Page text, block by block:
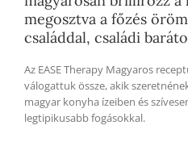
megosztva a főzés
családdal, családi
Az EASE Therapy Magyaros
válogattuk össze, akik
magyar konyha ízeiben és
legtipikusabb fogásokkal.